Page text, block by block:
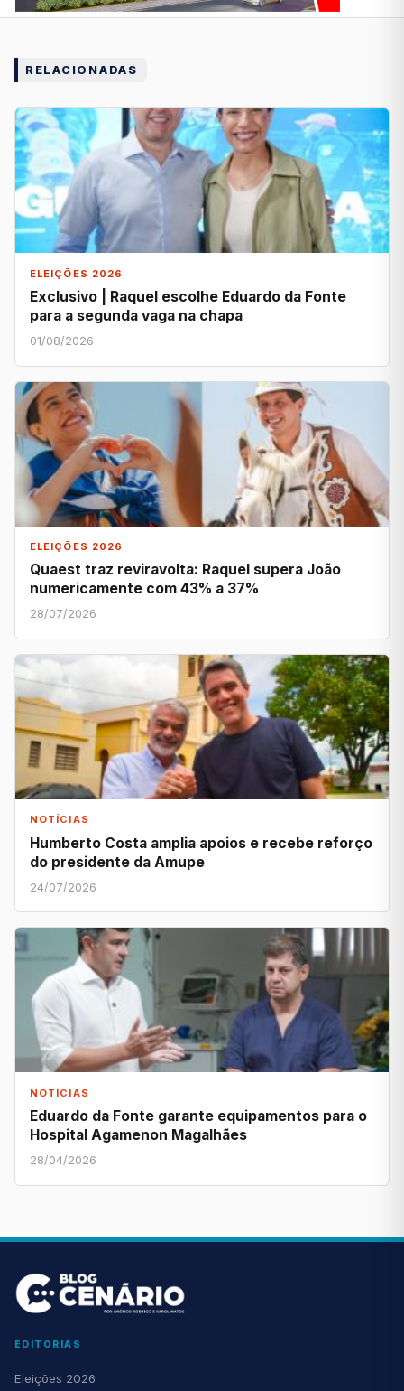
RELACIONADAS
ELEIÇÕES 2026
Exclusivo | Raquel escolhe Eduardo da Fonte
para a segunda vaga na chapa
01/08/2026
ELEIÇÕES 2026
Quaest traz reviravolta: Raquel supera João
numericamente com 43% a 37%
28/07/2026
NOTÍCIAS
Humberto Costa amplia apoios e recebe reforço
do presidente da Amupe
24/07/2026
NOTÍCIAS
Eduardo da Fonte garante equipamentos para o
Hospital Agamenon Magalhães
28/04/2026
EDITORIAS
Eleições 2026